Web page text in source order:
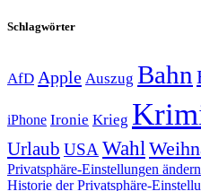
Schlagwörter
AfD Apple Auszug Bahn
iPhone Ironie Krieg
Urlaub USA Wahl
Privatsphäre-Einstellungen ändern
Historie der Privatsphäre-